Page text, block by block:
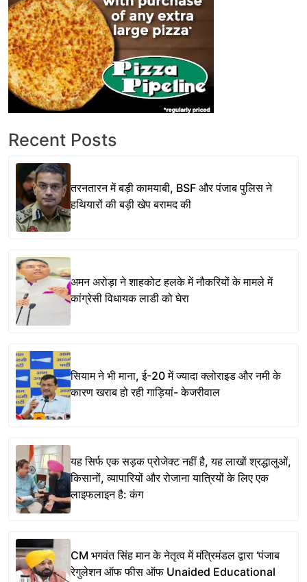
Recent Posts
तरनतारन में बड़ी कामयाबी, BSF और पंजाब पुलिस ने
हथियारों की बड़ी खेप बरामद की
अमन अरोड़ा ने शाहकोट हलके में नौकरियों के मामले में
कांग्रेसी विधायक लाडी को घेरा
सियाम ने भी माना, ई-20 में ज्यादा क्लोराइड और नमी के
कारण खराब हो रही गाड़ियां- केजरीवाल
यह सिर्फ एक सड़क प्रोजेक्ट नहीं है, यह लाखों श्रद्धालुओं,
किसानों, व्यापारियों और रोजाना यात्रियों के लिए एक
लाइफलाइन है: कंग
CM भगवंत सिंह मान के नेतृत्व में मंत्रिमंडल द्वारा ‘पंजाब
रेगुलेशन ऑफ फीस ऑफ Unaided Educational